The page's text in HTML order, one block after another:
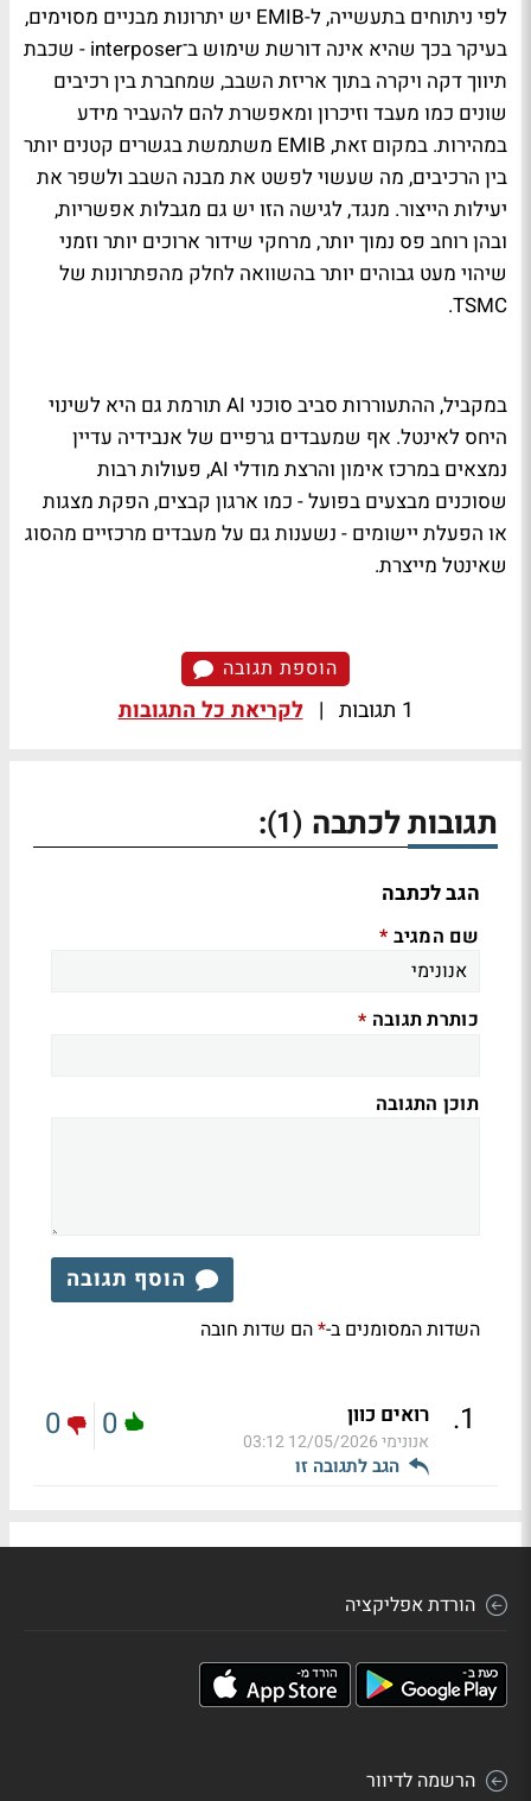
לפי ניתוחים בתעשייה, ל-EMIB יש יתרונות מבניים מסוימים,
בעיקר בכך שהיא אינה דורשת שימוש ב־interposer - שכבת
תיווך דקה ויקרה בתוך אריזת השבב, שמחברת בין רכיבים
שונים כמו מעבד וזיכרון ומאפשרת להם להעביר מידע
במהירות. במקום זאת, EMIB משתמשת בגשרים קטנים יותר
בין הרכיבים, מה שעשוי לפשט את מבנה השבב ולשפר את
יעילות הייצור. מנגד, לגישה הזו יש גם מגבלות אפשריות,
ובהן רוחב פס נמוך יותר, מרחקי שידור ארוכים יותר וזמני
שיהוי מעט גבוהים יותר בהשוואה לחלק מהפתרונות של
TSMC.
במקביל, ההתעוררות סביב סוכני AI תורמת גם היא לשינוי
היחס לאינטל. אף שמעבדים גרפיים של אנבידיה עדיין
נמצאים במרכז אימון והרצת מודלי AI, פעולות רבות
שסוכנים מבצעים בפועל - כמו ארגון קבצים, הפקת מצגות
או הפעלת יישומים - נשענות גם על מעבדים מרכזיים מהסוג
שאינטל מייצרת.
הוספת תגובה
1 תגובות | לקריאת כל התגובות
תגובות לכתבה (1)
:
הגב לכתבה
שם המגיב *
כותרת תגובה *
תוכן התגובה
הוסף תגובה
השדות המסומנים ב-*הם שדות חובה
1
. רואים כוון
אנונימי12/05/2026 03:12
הגב לתגובה זו
0
0
הורדת אפליקציה
הרשמה לדיוור